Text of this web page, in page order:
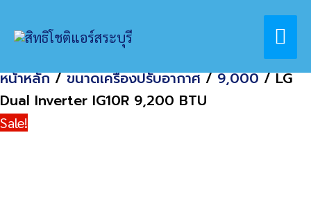
Home
สินค้า
LG Dual Inverter IG10R 9,200 BTU
หน้าหลัก/ขนาดเครื่องปรับอากาศ/9,000/ LG
Dual Inverter IG10R 9,200 BTU
Sale!